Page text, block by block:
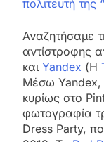
πολιτευτή της
Αναζητήσαμε
αντίστροφης
και Yandex (Η
Μέσω Yandex,
κυρίως στο
φωτογραφία
Dress Party,